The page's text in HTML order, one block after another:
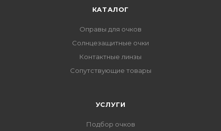
КАТАЛОГ
Оправы для очков
Солнцезащитные очки
Контактные линзы
Сопутствующие товары
УСЛУГИ
Подбор очков